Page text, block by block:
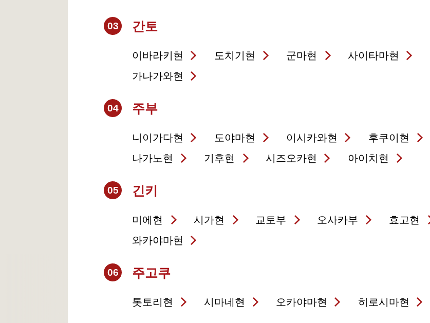
03 간토
이바라키현 도치기현 군마현 사이타마현
가나가와현
04 주부
니이가다현 도야마현 이시카와현 후쿠이현
나가노현
기후현 시즈오카현 아이치현
05 긴키
미에현 시가현 교토부 오사카부 효고현
와카야마현
06 주고쿠
톳토리현 시마네현 오카야마현 히로시마현